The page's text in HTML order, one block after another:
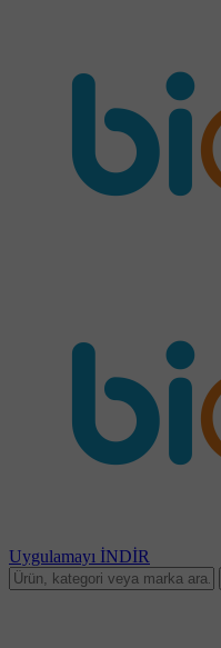
Uygulamayı İNDİR